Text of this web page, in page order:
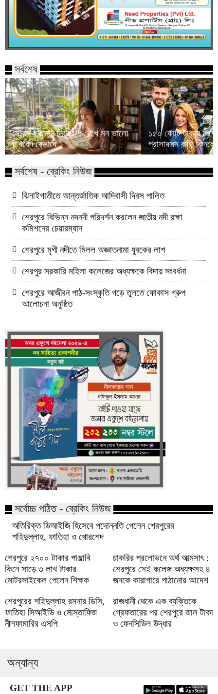
সর্বশেষ
স্ট্রেস হরমোন নিয়ন্ত্রণে রেখে মন ভালো
রাখবেন যেভাবে
১৫০ কোটি টাকায়
প্রাসাদসম বাড়ি
সর্বশেষ - ব্রেকিং নিউজ
ঝিনাইগাতীতে আন্তর্জাতিক আদিবাসী দিবস পালিত
শেরপুরে বিভিন্ন নদনদী পরিদর্শন করলেন জাতীয় নদী রক্ষা
কমিশনের চেয়ারম্যান
শেরপুরে মৃগী নদীতে মিলল অজ্ঞাতনামা যুবকের লাশ
শেরপুর সরকারি মহিলা কলেজের অধ্যক্ষকে বিদায় সংবর্ধনা
শেরপুরে আজীবন পাঠ-সংস্কৃতি গড়ে তুলতে ফোকাস গ্রুপ
আলোচনা অনুষ্ঠিত
সর্বোচ্চ পঠিত - ব্রেকিং নিউজ
অতিরিক্ত ডিআইজি হিসেবে পদোন্নতি পেলেন শেরপুরের
শহিদুল্লাহ, ফাতিহা ও খোরশেদ
শেরপুরে ২৭০০ টাকার পাঞ্জাবি
কিনে সাড়ে ৩ লাখ টাকার
মোটরসাইকেল পেলেন শিক্ষক
চাকরির প্রলোভনে অর্থ আত্মসাৎ :
শেরপুরে সেই কলেজ অধ্যক্ষসহ ৪
জনকে কারাগারে পাঠানোর আদেশ
শেরপুরের শহিদুল্লাহ রমনার ডিসি,
ফাতিহা সিআইডি ও মোস্তাফিজ
নীলফামারির এসপি
রাজধানী থেকে এক ব্যক্তিকে
গ্রেফতারের পর শেরপুরে জাল টাকা
ও ফেনসিডিল উদ্ধার
অন্যান্য
GET THE APP